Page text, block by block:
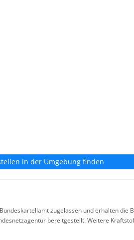
in der Umgebung finden
zugelassen und erhalten die
bereitgestellt. Weitere